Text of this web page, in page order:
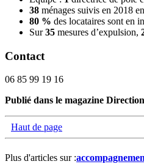
38 ménages suivis en 2018
80 % des locataires sont en
Sur35 mesures d’expulsion,
Contact
06 85 99 19 16
Publié dans le magazine
Haut de page
Plus d'articles sur :